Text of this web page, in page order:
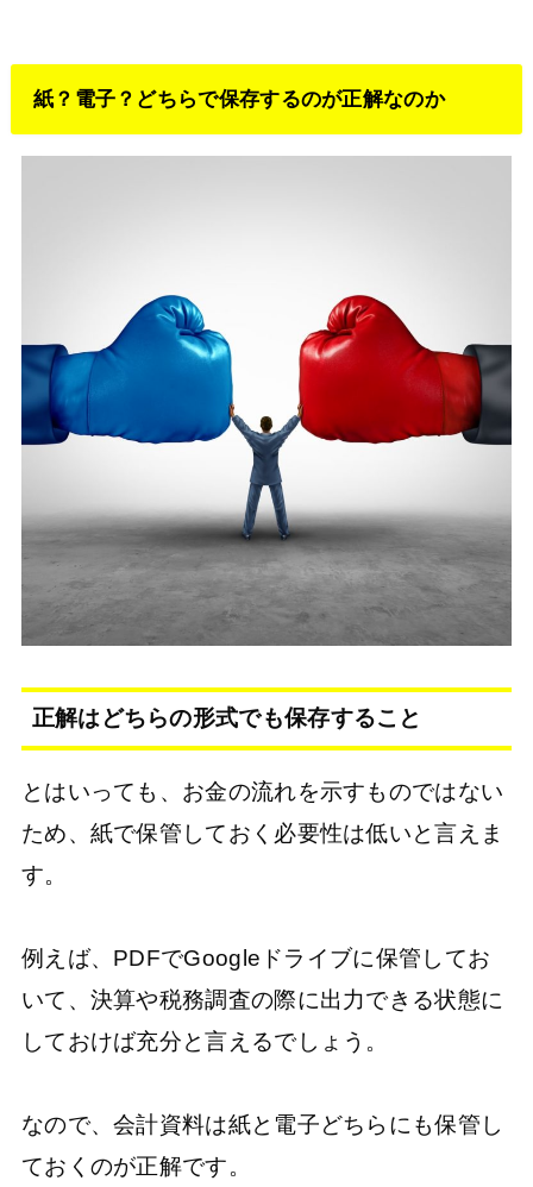
紙？電子？どちらで保存するのが正解なのか
正解はどちらの形式でも保存すること
とはいっても、お金の流れを示すものではない
ため、紙で保管しておく必要性は低いと言えま
す。
例えば、PDFでGoogleドライブに保管してお
いて、決算や税務調査の際に出力できる状態に
しておけば充分と言えるでしょう。
なので、会計資料は紙と電子どちらにも保管し
ておくのが正解です。